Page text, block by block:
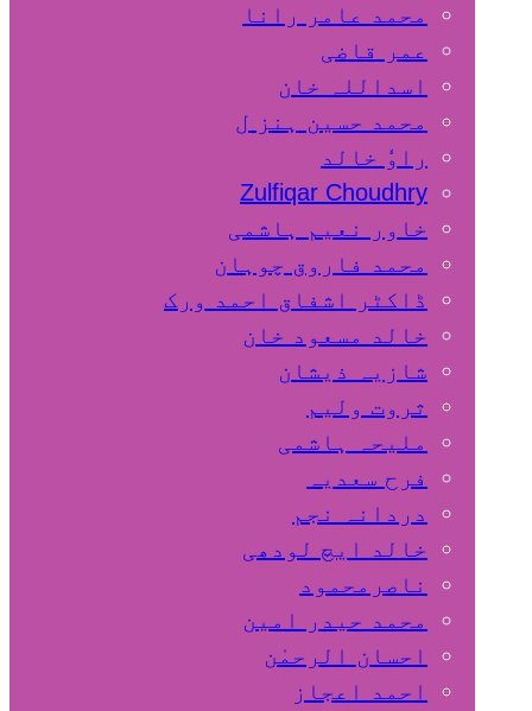
محمد عامر رانا
عمر قاضی
اسداللہ خان
محمد حسین ہنز ل
راوٗ خالد
Zulfiqar Choudhry
خاور نعیم ہاشمی
محمد فاروق چوہان
ڈاکٹر اشفاق احمد ورک
خالد مسعود خان
شازیہ ذیشان
ثروت ولیم
ملیحہ ہاشمی
فرح سعدیہ
دردانہ نجم
خالد ایچ لودھی
ناصرمحمود
محمد حیدر امین
احسان الرحمٰن
احمد اعجاز